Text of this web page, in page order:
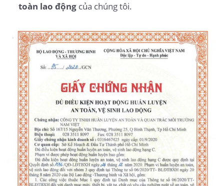
toàn lao độngcủa chúng tôi.